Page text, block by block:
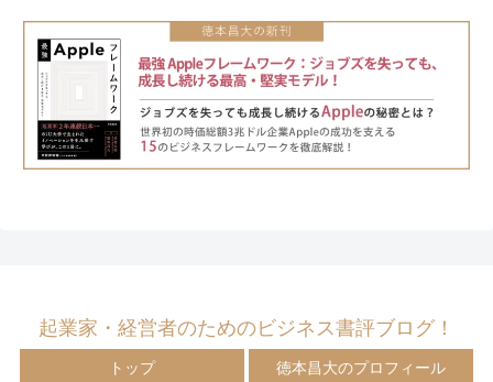
起業家・経営者のためのビジネス書評ブログ！
トップ 徳本昌大のプロフィール